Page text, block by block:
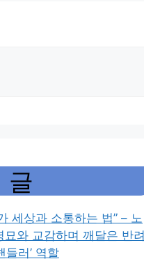
글
세상과 소통하는 법” – 노
묘와 교감하며 깨달은 반려
들러’ 역할